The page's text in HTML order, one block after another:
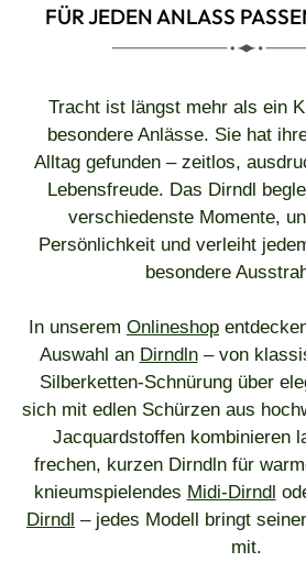
FÜR JEDEN ANLASS
Tracht ist längst mehr als ein
besondere Anlässe. Sie hat
Alltag gefunden – zeitlos,
Lebensfreude. Das Dirndl
verschiedenste Momente,
Persönlichkeit und verleiht
besondere
In unserem Onlineshop
Auswahl an Dirndln– von
Silberketten-Schnürung über
sich mit edlen Schürzen aus
Jacquardstoffen kombinieren
frechen, kurzen Dirndln für
knieumspielendes Midi-Dirndl
Dirndl – jedes Modell bringt
mit.